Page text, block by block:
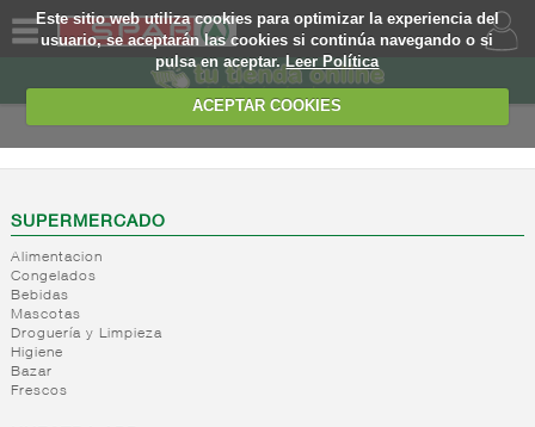
Este sitio web utiliza cookies para optimizar la experiencia del
usuario, se aceptarán las cookies si continúa navegando o si
pulsa en aceptar.Leer Política
ACEPTAR COOKIES
SOMOS
WEB
EJEMPLO
SUPERMERCADO
Alimentacion
Congelados
Bebidas
Mascotas
Droguería y Limpieza
Higiene
Bazar
Frescos